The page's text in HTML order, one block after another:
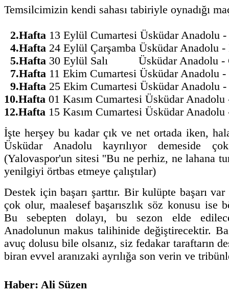
Temsilcimizin kendi sahası tabiriyle oynadığı
2.Hafta 13 Eylül Cumartesi Üsküdar Anadolu
4.Hafta 24 Eylül Çarşamba Üsküdar
5.Hafta 30 Eylül Salı Üsküdar Anadolu -
7.Hafta 11 Ekim Cumartesi Üsküdar Anadolu
9.Hafta 25 Ekim Cumartesi Üsküdar
10.Hafta 01 Kasım Cumartesi Üsküdar
12.Hafta 15 Kasım Cumartesi Üsküdar
İşte herşey bu kadar çık ve net ortada iken,
Üsküdar Anadolu kayrılıyor demeside
(Yalovaspor'un sitesi ''Bu ne perhiz, ne lahana
yenilgiyi örtbas etmeye çalıştılar)
Destek için başarı şarttır. Bir kulüpte başarı
çok olur, maalesef başarıszlık söz konusu ise
Bu sebepten dolayı, bu sezon elde
Anadolunun makus talihinide değiştirecektir.
avuç dolusu bile olsanız, siz fedakar taraftarın
biran evvel aranızaki ayrılığa son verin ve
Haber: Ali Süzen